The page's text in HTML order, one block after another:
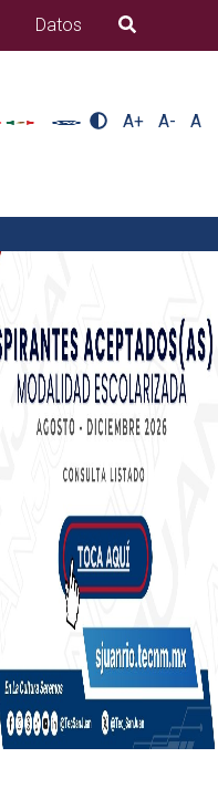
Datos B�squeda
A+ A- A